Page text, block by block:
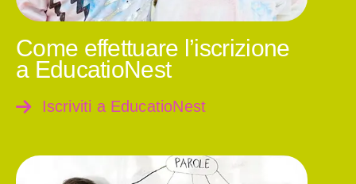
Come effettuare l’iscrizione
a EducatioNest
Iscriviti a EducatioNest